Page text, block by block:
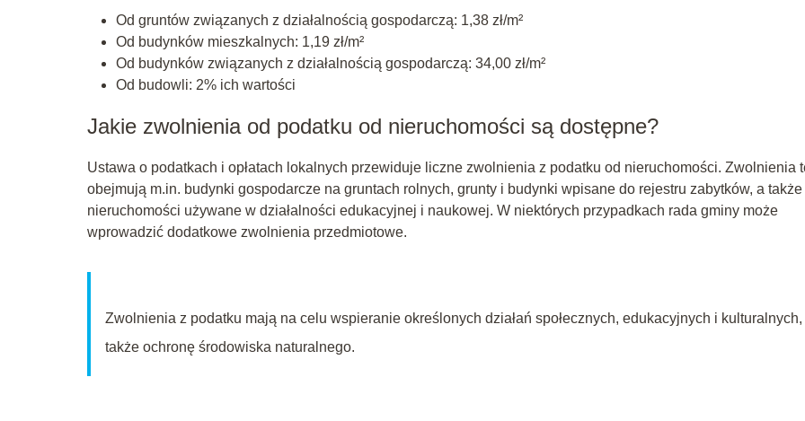
Od gruntów związanych z działalnością gospodarczą: 1,38 zł/m²
Od budynków mieszkalnych: 1,19 zł/m²
Od budynków związanych z działalnością gospodarczą: 34,00 zł/m²
Od budowli: 2% ich wartości
Jakie zwolnienia od podatku od nieruchomości są dostępne?
Ustawa o podatkach i opłatach lokalnych przewiduje liczne zwolnienia z podatku od nieruchomości. Zwolnienia
obejmują m.in. budynki gospodarcze na gruntach rolnych, grunty i budynki wpisane do rejestru zabytków, a także
nieruchomości używane w działalności edukacyjnej i naukowej. W niektórych przypadkach rada gminy może
wprowadzić dodatkowe zwolnienia przedmiotowe.
Zwolnienia z podatku mają na celu wspieranie określonych działań społecznych, edukacyjnych i kulturalnych,
także ochronę środowiska naturalnego.